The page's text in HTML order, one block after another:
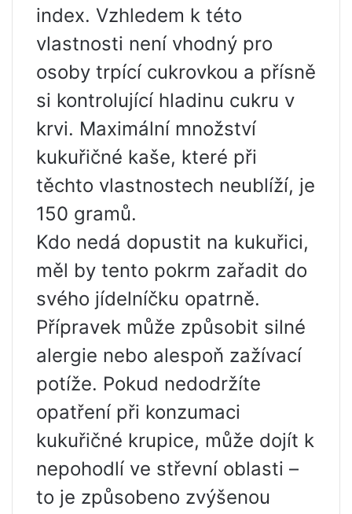
index. Vzhledem k této
vlastnosti není vhodný pro
osoby trpící cukrovkou a přísně
si kontrolující hladinu cukru v
krvi. Maximální množství
kukuřičné kaše, které při
těchto vlastnostech neublíží, je
150 gramů.
Kdo nedá dopustit na kukuřici,
měl by tento pokrm zařadit do
svého jídelníčku opatrně.
Přípravek může způsobit silné
alergie nebo alespoň zažívací
potíže. Pokud nedodržíte
opatření při konzumaci
kukuřičné krupice, může dojít k
nepohodlí ve střevní oblasti –
to je způsobeno zvýšenou